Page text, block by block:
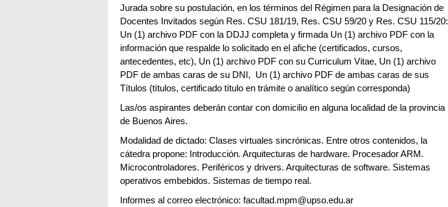
Jurada sobre su postulación, en los términos del Régimen para la Designación de
Docentes Invitados según Res. CSU 181/19, Res. CSU 59/20 y Res. CSU 115/20:
Un (1) archivo PDF con la DDJJ completa y firmada Un (1) archivo PDF con la
información que respalde lo solicitado en el afiche (certificados, cursos,
antecedentes, etc), Un (1) archivo PDF con su Curriculum Vitae, Un (1) archivo
PDF de ambas caras de su DNI, Un (1) archivo PDF de ambas caras de sus
Títulos (títulos, certificado título en trámite o analítico según corresponda)
Las/os aspirantes deberán contar con domicilio en alguna localidad de la provincia
de Buenos Aires.
Modalidad de dictado: Clases virtuales sincrónicas. Entre otros contenidos, la
cátedra propone: Introducción. Arquitecturas de hardware. Procesador ARM.
Microcontroladores. Periféricos y drivers. Arquitecturas de software. Sistemas
operativos embebidos. Sistemas de tiempo real.
Informes al correo electrónico: facultad.mpm@upso.edu.ar